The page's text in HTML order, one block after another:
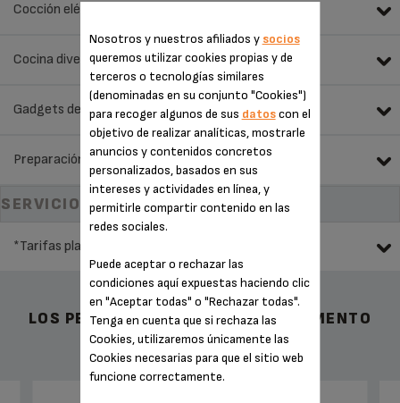
Cocción eléctrica
Cocina divertida
Gadgets de cocina
Preparación de alimentos
SERVICIOS
*Tarifas planas de reparación
LOS PEQUEÑOS PLACERES DEL MOMENTO
Nosotros y nuestros afiliados y socios
queremos utilizar cookies propias y de
terceros o tecnologías similares
(denominadas en su conjunto "Cookies")
para recoger algunos de sus datoscon el
objetivo de realizar analíticas, mostrarle
anuncios y contenidos concretos
personalizados, basados en sus
intereses y actividades en línea, y
permitirle compartir contenido en las
redes sociales.
Puede aceptar o rechazar las
condiciones aquí expuestas haciendo clic
en "Aceptar todas" o "Rechazar todas".
Tenga en cuenta que si rechaza las
Cookies, utilizaremos únicamente las
Cookies necesarias para que el sitio web
funcione correctamente.